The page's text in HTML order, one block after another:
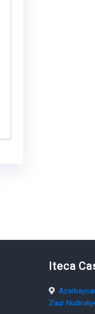
Iteca
Zaur